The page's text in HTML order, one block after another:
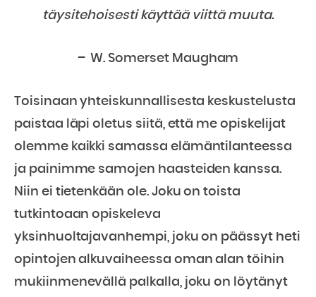
täysitehoisesti käyttää viittä muuta.
– W. Somerset Maugham
Toisinaan yhteiskunnallisesta keskustelusta
paistaa läpi oletus siitä, että me opiskelijat
olemme kaikki samassa elämäntilanteessa
ja painimme samojen haasteiden kanssa.
Niin ei tietenkään ole. Joku on toista
tutkintoaan opiskeleva
yksinhuoltajavanhempi, joku on päässyt heti
opintojen alkuvaiheessa oman alan töihin
mukiinmenevällä palkalla, joku on löytänyt